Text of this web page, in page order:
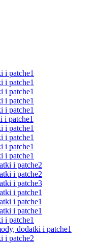
i patche1
i patche1
i patche1
i patche1
i patche1
i patche1
i patche1
i patche1
i patche1
i patche1
i patche2
i patche2
i patche3
i patche1
i patche1
i patche1
i patche1
dodatki i patche1
i patche2